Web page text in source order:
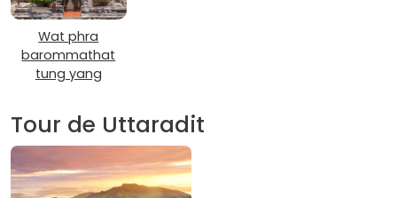
Wat phra
barommathat
tung yang
Tour de Uttaradit